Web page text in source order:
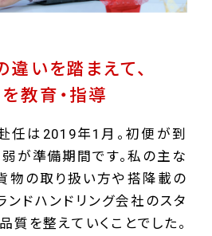
いを踏まえて、
教育・指導
任は2019年1月。初便が到
が準備期間です。私の主な
物の取り扱い方や搭降載の
ドハンドリング会社のスタ
質を整えていくことでした。